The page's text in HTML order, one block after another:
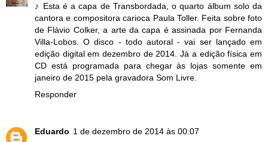
♪ Esta é a capa de Transbordada, o quarto álbum solo da
cantora e compositora carioca Paula Toller. Feita sobre foto
de Flávio Colker, a arte da capa é assinada por Fernanda
Villa-Lobos. O disco - todo autoral - vai ser lançado em
edição digital em dezembro de 2014. Já a edição física em
CD está programada para chegar às lojas somente em
janeiro de 2015 pela gravadora Som Livre.
Responder
Eduardo 1 de dezembro de 2014 às 00:07